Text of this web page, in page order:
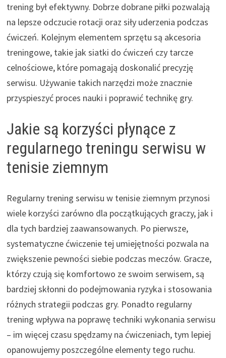
trening był efektywny. Dobrze dobrane piłki pozwalają
na lepsze odczucie rotacji oraz siły uderzenia podczas
ćwiczeń. Kolejnym elementem sprzętu są akcesoria
treningowe, takie jak siatki do ćwiczeń czy tarcze
celnościowe, które pomagają doskonalić precyzję
serwisu. Używanie takich narzędzi może znacznie
przyspieszyć proces nauki i poprawić technikę gry.
Jakie są korzyści płynące z
regularnego treningu serwisu w
tenisie ziemnym
Regularny trening serwisu w tenisie ziemnym przynosi
wiele korzyści zarówno dla początkujących graczy, jak i
dla tych bardziej zaawansowanych. Po pierwsze,
systematyczne ćwiczenie tej umiejętności pozwala na
zwiększenie pewności siebie podczas meczów. Gracze,
którzy czują się komfortowo ze swoim serwisem, są
bardziej skłonni do podejmowania ryzyka i stosowania
różnych strategii podczas gry. Ponadto regularny
trening wpływa na poprawę techniki wykonania serwisu
– im więcej czasu spędzamy na ćwiczeniach, tym lepiej
opanowujemy poszczególne elementy tego ruchu.